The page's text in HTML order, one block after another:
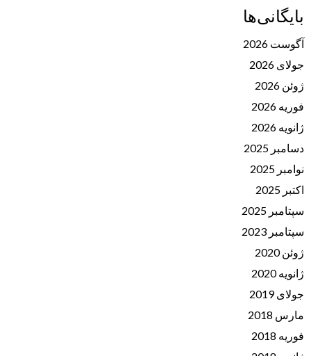
بایگانی‌ها
آگوست 2026
جولای 2026
ژوئن 2026
فوریه 2026
ژانویه 2026
دسامبر 2025
نوامبر 2025
اکتبر 2025
سپتامبر 2025
سپتامبر 2023
ژوئن 2020
ژانویه 2020
جولای 2019
مارس 2018
فوریه 2018